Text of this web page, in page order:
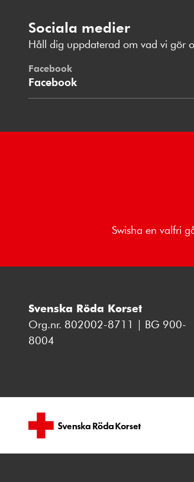
Sociala medier
Håll dig uppdaterad om vad vi gör
Facebook
Facebook
Swisha en valfri
Svenska Röda Korset
Org.nr. 802002-8711 | BG 900-
8004